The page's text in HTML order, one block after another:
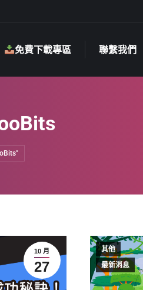
免費下載專區 聯繫我們
10 月
27
其他
最新消息